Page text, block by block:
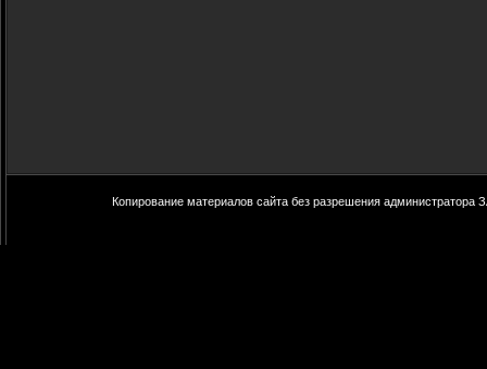
Копирование материалов сайта без разрешения